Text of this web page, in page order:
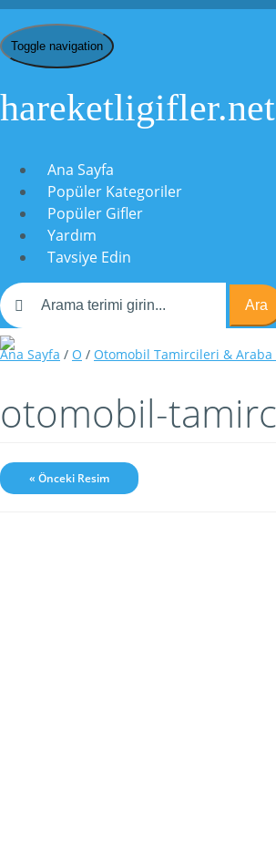
Toggle navigation
hareketligifler.net
Ana Sayfa
Popüler Kategoriler
Popüler Gifler
Yardım
Tavsiye Edin
Ara
Ana Sayfa / O / Otomobil Tamircileri &
otomobil-
« Önceki Resim